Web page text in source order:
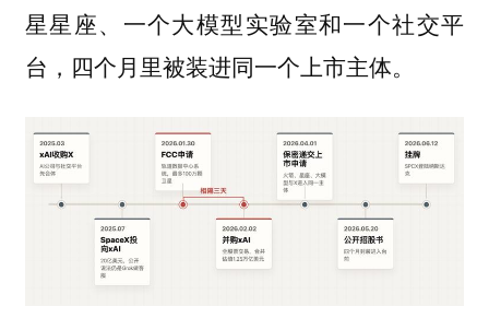
星星座、一个大模型实验室和一个社交平
台，四个月里被装进同一个上市主体。